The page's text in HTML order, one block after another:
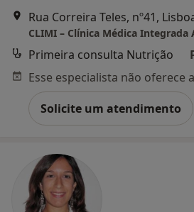
Rua Correira Teles, nº41,
CLIMI – Clínica Médica Integrada
Primeira consulta Nutrição
Solicite um atendimento